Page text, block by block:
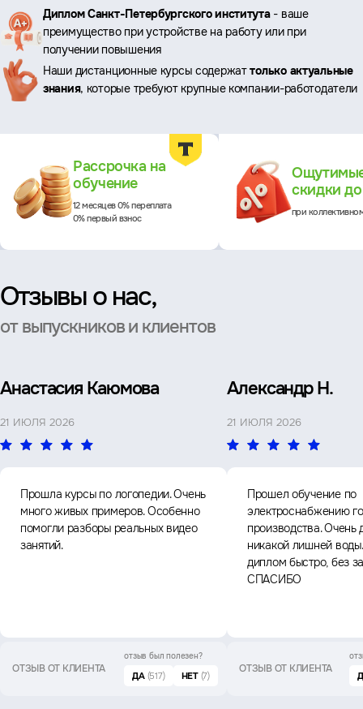
Ключевые
преимущества
Диплом Санкт-Петербургского института- ваше
преимущество при устройстве на работу или при
получении повышения
Наши дистанционные курсы содержаттолько актуальные
знания, которые требуют крупные компании-работодатели
Рассрочка на
обучение
12 месяцев 0% переплата
0% первый взнос
скидки
при
Отзывы о нас,
от выпускников и клиентов
Анастасия Каюмова
21 ИЮЛЯ 2026
Прошла курсы по логопедии. Очень
много живых примеров. Особенно
помогли разборы реальных видео
занятий.
ОТЗЫВ ОТ КЛИЕНТА
отзыв был полезен?
ДА (517) НЕТ (7)
Александр Н.
21 ИЮЛЯ 2026
Прошел обучение по
электроснабжению
производства. Очень
никакой лишней
диплом быстро, без
СПАСИБО
ОТЗЫВ ОТ КЛИЕНТА